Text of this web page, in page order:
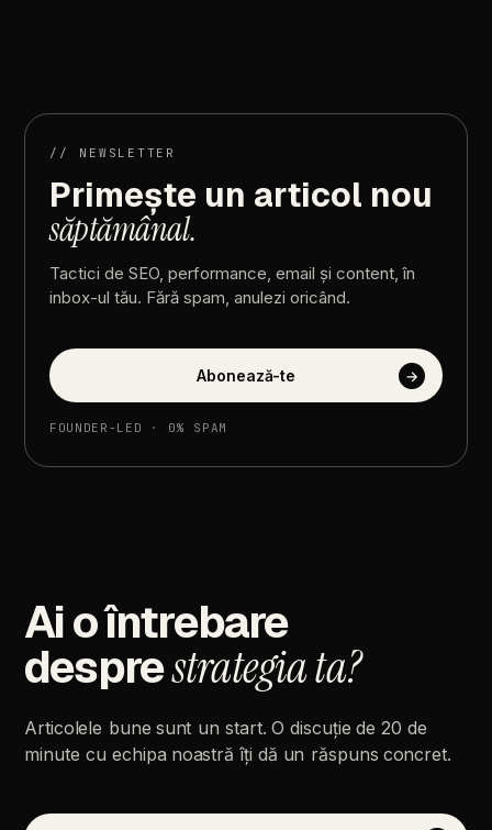
// NEWSLETTER
Primește un articol nou
săptămânal.
Tactici de SEO, performance, email și content, în
inbox-ul tău. Fără spam, anulezi oricând.
Abonează-te →
FOUNDER-LED · 0% SPAM
Aioîntrebare
desprestrategiata?
Articolele bune sunt un start. O discuție de 20 de
minute cu echipa noastră îți dă un răspuns concret.